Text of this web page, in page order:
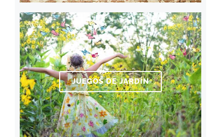
JUEGOS DE JARDÍN